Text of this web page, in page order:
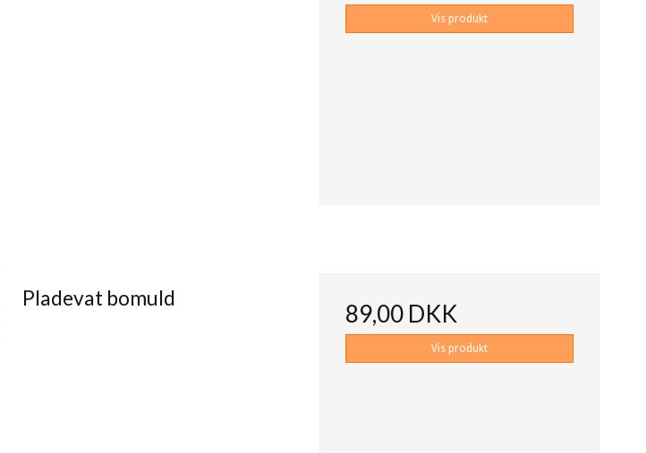
Vis produkt
Pladevat bomuld
89,00 DKK
Vis produkt